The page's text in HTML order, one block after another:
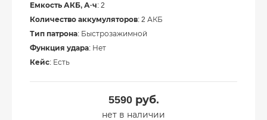
Емкость АКБ, А·ч: 2
Количество аккумуляторов: 2 АКБ
Тип патрона: Быстрозажимной
Функция удара: Нет
Кейс: Есть
5590руб.
нет в наличии